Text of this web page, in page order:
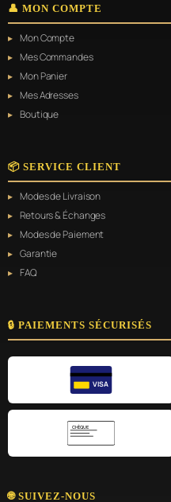
👤 MON COMPTE
Mon Compte
Mes Commandes
Mon Panier
Mes Adresses
Boutique
📦 SERVICE CLIENT
Modes de Livraison
Retours & Échanges
Modes de Paiement
Garantie
FAQ
🔒 PAIEMENTS SÉCURISÉS
VISA
CHÈQUE
🌐 SUIVEZ-NOUS